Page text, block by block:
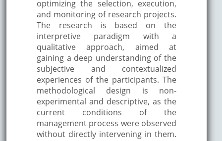
optimizing the selection, execution,
and monitoring of research projects.
The research is based on the
interpretive paradigm with a
qualitative approach, aimed at
gaining a deep understanding of the
subjective and contextualized
experiences of the participants. The
methodological design is non-
experimental and descriptive, as the
current conditions of the
management process were observed
without directly intervening in them.